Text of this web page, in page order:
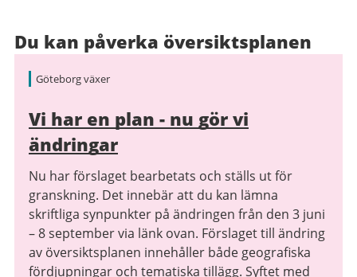
Du kan påverka översiktsplanen
Göteborg växer
Vi har en plan - nu gör vi
ändringar
Nu har förslaget bearbetats och ställs ut för
granskning. Det innebär att du kan lämna
skriftliga synpunkter på ändringen från den 3 juni
– 8 september via länk ovan. Förslaget till ändring
av översiktsplanen innehåller både geografiska
fördjupningar och tematiska tillägg. Syftet med